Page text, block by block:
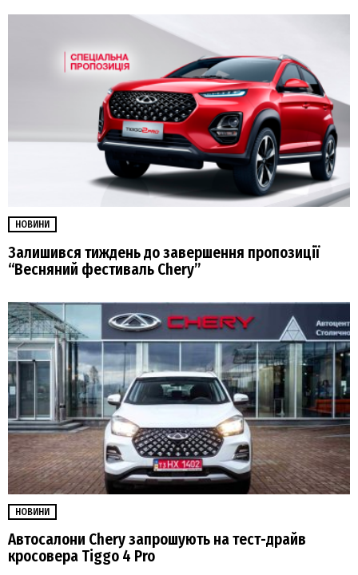
НОВИНИ
Залишився тиждень до завершення пропозиції
“Весняний фестиваль Chery”
НОВИНИ
Автосалони Chery запрошують на тест-драйв
кросовера Tiggo 4 Pro